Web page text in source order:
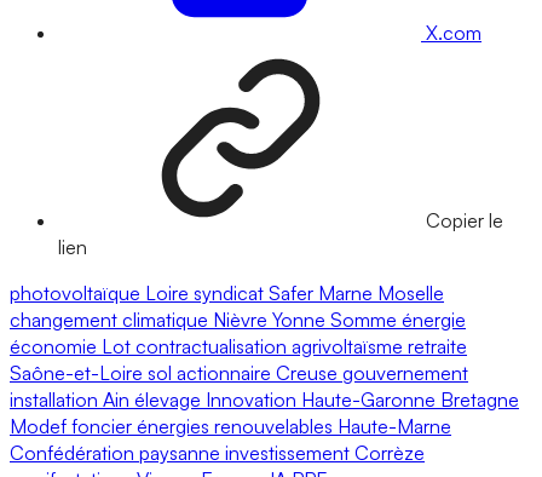
X.com
Copier le
lien
photovoltaïque Loire syndicat Safer Marne Moselle
changement climatique Nièvre Yonne Somme énergie
économie Lot contractualisation agrivoltaïsme retraite
Saône-et-Loire sol actionnaire Creuse gouvernement
installation Ain élevage Innovation Haute-Garonne Bretagne
Modef foncier énergies renouvelables Haute-Marne
Confédération paysanne investissement Corrèze